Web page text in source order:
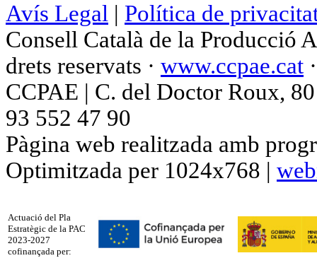
Avís Legal | Política de
Consell Català de la Producció
drets reservats · www.ccpae.cat
CCPAE | C. del Doctor Roux,
93 552 47 90
Pàgina web realitzada amb
Optimitzada per 1024x768 |
Actuació del Pla
Estratègic de la PAC
2023-2027
cofinançada per: